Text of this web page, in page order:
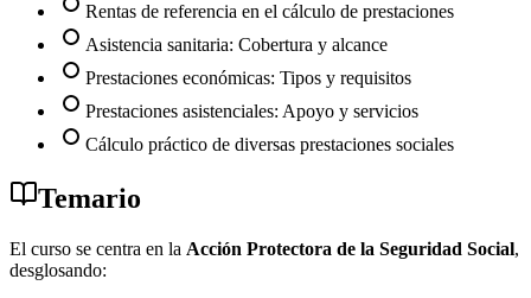
Rentas de referencia en el cálculo de prestaciones
Asistencia sanitaria: Cobertura y alcance
Prestaciones económicas: Tipos y requisitos
Prestaciones asistenciales: Apoyo y servicios
Cálculo práctico de diversas prestaciones sociales
Temario
El curso se centra en la Acción Protectora de la Seguridad Social,
desglosando: